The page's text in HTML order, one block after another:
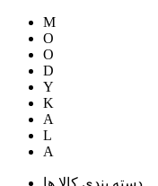
M
O
O
D
Y
K
A
L
A
دسته بندی کالا ها